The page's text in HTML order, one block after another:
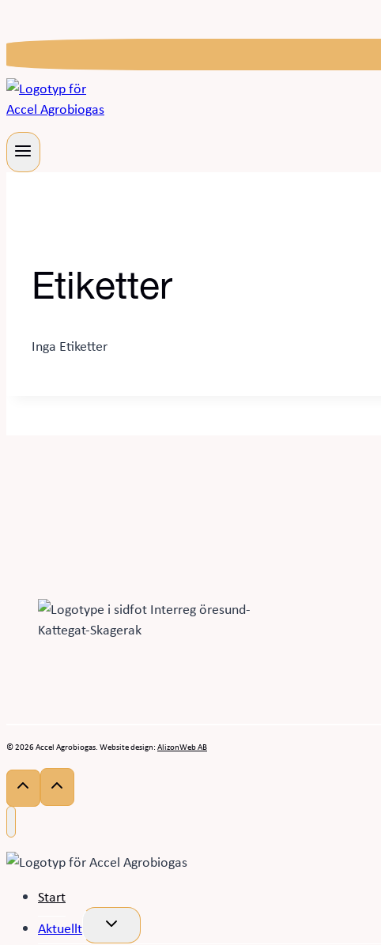
Etiketter
Inga Etiketter
© 2026 Accel Agrobiogas. Website design: AlizonWeb AB
Start
Aktuellt
Toggle